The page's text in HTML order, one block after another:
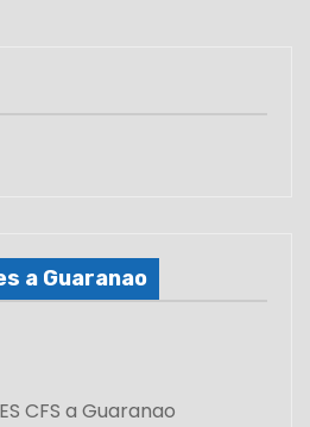
a Guaranao
CFS a Guaranao